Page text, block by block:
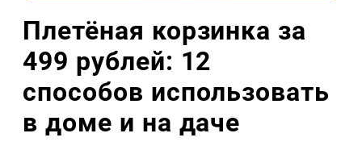
Плетёная корзинка за
499 рублей: 12
способов использовать
в доме и на даче